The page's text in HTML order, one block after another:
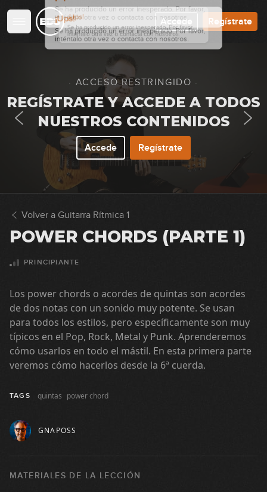
Accede Regístrate
· ACCESO RESTRINGIDO ·
REGÍSTRATE Y ACCEDE A TODOS
NUESTROS CONTENIDOS
Accede Regístrate
Volver a Guitarra Rítmica 1
POWER CHORDS (PARTE 1)
PRINCIPIANTE
Los power chords o acordes de quintas son acordes
de dos notas con un sonido muy potente. Se usan
para todos los estilos, pero específicamente son muy
típicos en el Pop, Rock, Metal y Punk. Aprenderemos
cómo usarlos en todo el mástil. En esta primera parte
veremos cómo hacerlos desde la 6ª cuerda.
TAGS quintas power chord
GNAPOSS
MATERIALES DE LA LECCIÓN
13:25
Principios básicos
2
11:47
D
3
4
24:23
Ritmos básicos de corcheas
5
Acordes abiertos mayores: E y A
6
Creación de ritmos de corcheas
GRATIS